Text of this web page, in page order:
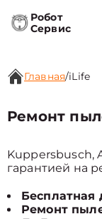
Робот
Сервис
Главная/iLife
Ремонт
Kuppersbusch,
гарантией на
Бесплатная
Ремонт